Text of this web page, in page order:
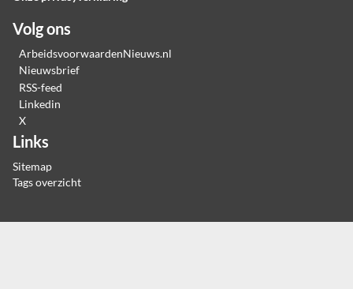
Volg ons
ArbeidsvoorwaardenNieuws.nl
Nieuwsbrief
RSS-feed
Linkedin
X
Links
Sitemap
Tags overzicht